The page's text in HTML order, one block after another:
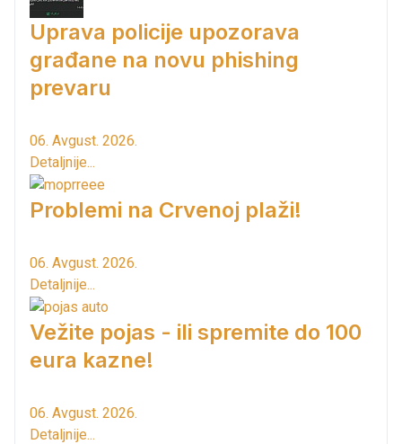
Uprava policije upozorava
građane na novu phishing
prevaru
06. Avgust. 2026.
Detaljnije...
Problemi na Crvenoj plaži!
06. Avgust. 2026.
Detaljnije...
Vežite pojas - ili spremite do 100
eura kazne!
06. Avgust. 2026.
Detaljnije...